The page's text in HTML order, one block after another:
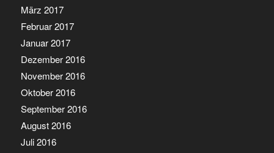
März 2017
Februar 2017
Januar 2017
Dezember 2016
November 2016
Oktober 2016
September 2016
August 2016
Juli 2016